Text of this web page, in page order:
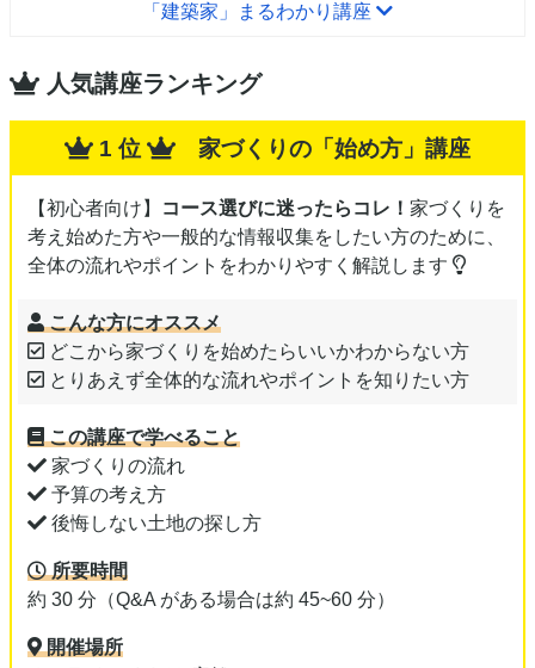
「建築家」まるわかり講座
人気講座ランキング
1 位 家づくりの「始め方」講座
【初心者向け】 コース選びに迷ったらコレ！ 家づくりを
考え始めた方や一般的な情報収集をしたい方のために、
全体の流れやポイントをわかりやすく解説します
こんな方にオススメ
どこから家づくりを始めたらいいかわからない方
とりあえず全体的な流れやポイントを知りたい方
この講座で学べること
家づくりの流れ
予算の考え方
後悔しない土地の探し方
所要時間
約 30 分（Q&A がある場合は約 45~60 分）
開催場所